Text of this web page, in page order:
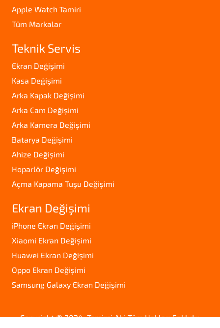
Apple Watch Tamiri
Tüm Markalar
Teknik Servis
Ekran Değişimi
Kasa Değişimi
Arka Kapak Değişimi
Arka Cam Değişimi
Arka Kamera Değişimi
Batarya Değişimi
Ahize Değişimi
Hoparlör Değişimi
Açma Kapama Tuşu Değişimi
Ekran Değişimi
iPhone Ekran Değişimi
Xiaomi Ekran Değişimi
Huawei Ekran Değişimi
Oppo Ekran Değişimi
Samsung Galaxy Ekran Değişimi
Copyright © 2024. Tamirci Abi Tüm Hakları Saklıdır.